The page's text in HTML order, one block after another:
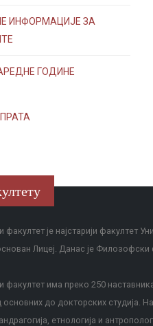
ИНФОРМАЦИЈЕ ЗА
ГОДИНЕ
је најстарији факултет
Лицеј. Данас је
има преко 250
до докторских студија.
етнологија и